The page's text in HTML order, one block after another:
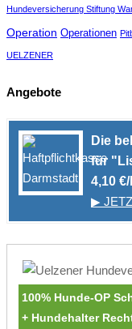
Hundeversicherung Stiftung
Operation Operationen
UELZENER
Angebote
Die
für
4,10
▶
100% Hunde-OP
+ Hundehalter